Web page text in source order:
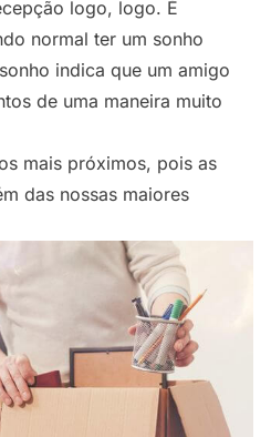
logo, logo. É
normal ter um sonho
indica que um amigo
de uma maneira muito
mais próximos, pois as
das nossas maiores